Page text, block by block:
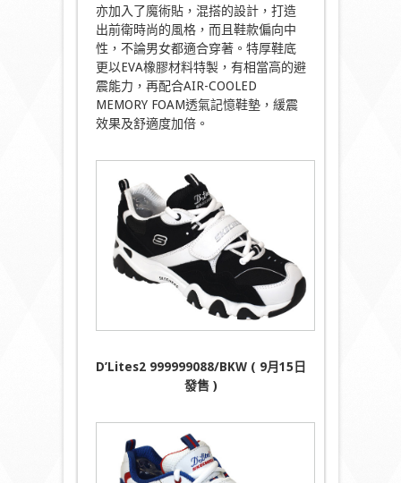
亦加入了魔術貼，混搭的設計，打造
出前衛時尚的風格，而且鞋款偏向中
性，不論男女都適合穿著。特厚鞋底
更以EVA橡膠材料特製，有相當高的避
震能力，再配合AIR-COOLED
MEMORY FOAM透氣記憶鞋墊，緩震
效果及舒適度加倍。
D’Lites2 999999088/BKW ( 9月15 日
發售 )